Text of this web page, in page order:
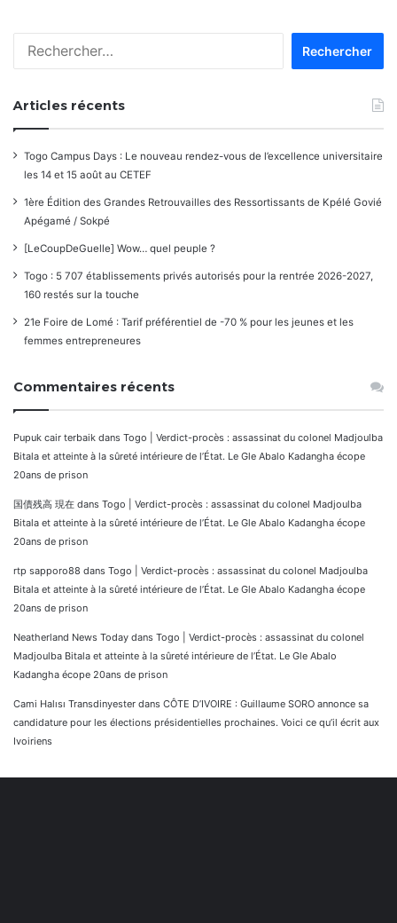
Articles récents
Togo Campus Days : Le nouveau rendez-vous de l’excellence universitaire
les 14 et 15 août au CETEF
1ère Édition des Grandes Retrouvailles des Ressortissants de Kpélé Govié
Apégamé / Sokpé
[LeCoupDeGuelle] Wow… quel peuple ?
Togo : 5 707 établissements privés autorisés pour la rentrée 2026-2027,
160 restés sur la touche
21e Foire de Lomé : Tarif préférentiel de -70 % pour les jeunes et les
femmes entrepreneures
Commentaires récents
Pupuk cair terbaik dans Togo | Verdict-procès : assassinat du colonel Madjoulba
Bitala et atteinte à la sûreté intérieure de l’État. Le Gle Abalo Kadangha écope
20ans de prison
国債残高 現在 dans Togo | Verdict-procès : assassinat du colonel Madjoulba
Bitala et atteinte à la sûreté intérieure de l’État. Le Gle Abalo Kadangha écope
20ans de prison
rtp sapporo88 dans Togo | Verdict-procès : assassinat du colonel Madjoulba
Bitala et atteinte à la sûreté intérieure de l’État. Le Gle Abalo Kadangha écope
20ans de prison
Neatherland News Today dans Togo | Verdict-procès : assassinat du colonel
Madjoulba Bitala et atteinte à la sûreté intérieure de l’État. Le Gle Abalo
Kadangha écope 20ans de prison
Cami Halısı Transdinyester dans CÔTE D’IVOIRE : Guillaume SORO annonce sa
candidature pour les élections présidentielles prochaines. Voici ce qu’il écrit aux
Ivoiriens